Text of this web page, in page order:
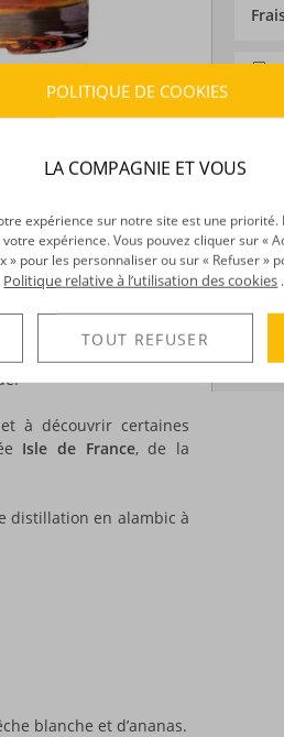
pense à des marques
d’autres marques
Saint Aubinest de
groupe Saint Aubin est
du thé, des produits
à découvrir certaines
Isle de France, de la
distillation en alambic à
blanche et d’ananas.
POLITIQUE DE COOKIES
LA COMPAGNIE ET VOUS
expérience sur notre site est une priorité.
expérience. Vous pouvez cliquer sur «
» pour les personnaliser ou sur « Refuser »
Politique relative à l’utilisation des cookies .
TOUT REFUSER